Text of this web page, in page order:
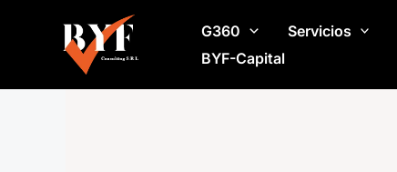
contenido
G360 Servicios
BYF-Capital